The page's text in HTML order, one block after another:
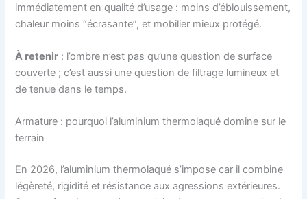
immédiatement en qualité d’usage : moins d’éblouissement,
chaleur moins “écrasante”, et mobilier mieux protégé.
À retenir : l’ombre n’est pas qu’une question de surface
couverte ; c’est aussi une question de filtrage lumineux et
de tenue dans le temps.
Armature : pourquoi l’aluminium thermolaqué domine sur le
terrain
En 2026, l’aluminium thermolaqué s’impose car il combine
légèreté, rigidité et résistance aux agressions extérieures.